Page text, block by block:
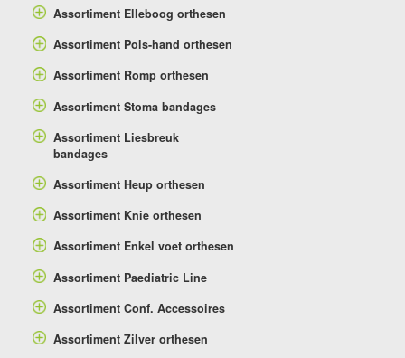
Assortiment Elleboog orthesen
Assortiment Pols-hand orthesen
Assortiment Romp orthesen
Assortiment Stoma bandages
Assortiment Liesbreuk
bandages
Assortiment Heup orthesen
Assortiment Knie orthesen
Assortiment Enkel voet orthesen
Assortiment Paediatric Line
Assortiment Conf. Accessoires
Assortiment Zilver orthesen